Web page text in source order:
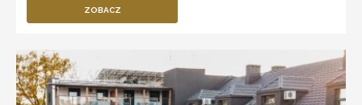
ZOBACZ